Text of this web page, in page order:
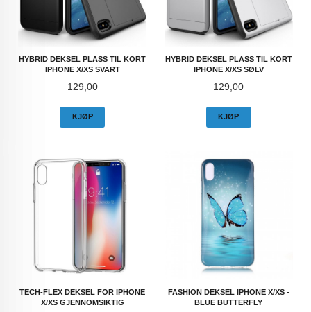
HYBRID DEKSEL PLASS TIL KORT
IPHONE X/XS SVART
Pris
129,00
KJØP
HYBRID DEKSEL PLASS TIL KORT
IPHONE X/XS SØLV
Pris
129,00
KJØP
TECH-FLEX DEKSEL FOR IPHONE
X/XS GJENNOMSIKTIG
FASHION DEKSEL IPHONE X/XS -
BLUE BUTTERFLY